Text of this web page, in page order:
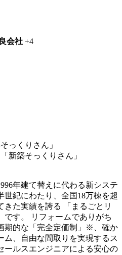
会社 +4
っくりさん」
新築そっくりさん」
年建て替えに代わる新システ
世紀にわたり、全国18万棟を超
きた実績を誇る 「まるごとリ
です。 リフォームでありがち
期的な「完全定価制」※、確か
ム、自由な間取りを実現するス
ールスエンジニアによる安心の